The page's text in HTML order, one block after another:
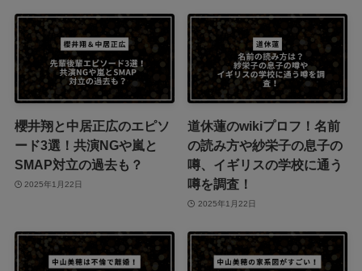
櫻井翔と中居正広のエピソ
ード3選！共演NGや嵐と
SMAP対立の過去も？
2025年1月22日
道休蓮のwikiプロフ！名前
の読み方や紗栄子の息子の
噂、イギリスの学校に通う
噂を調査！
2025年1月22日